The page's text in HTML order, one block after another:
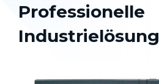
Professionelle
Industrielösung